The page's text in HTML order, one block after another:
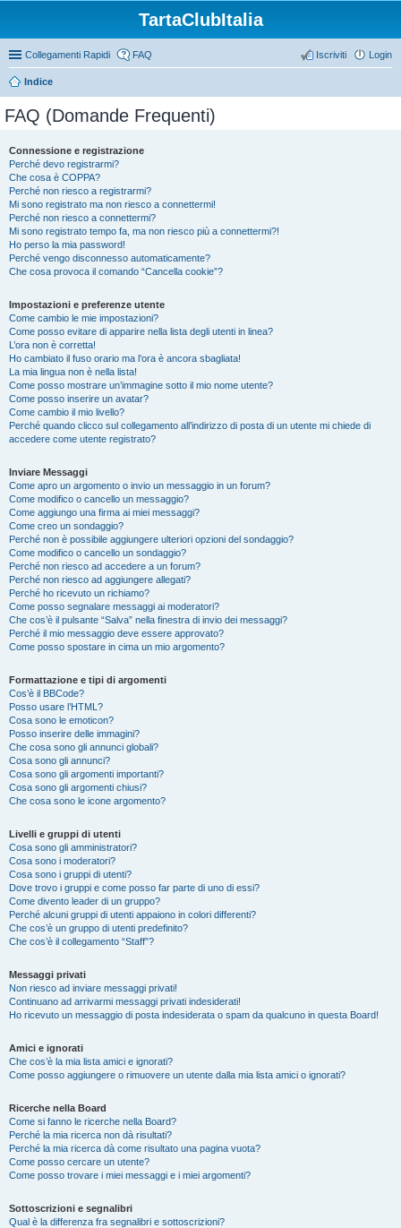
TartaClubItalia
Collegamenti Rapidi FAQ Login
Iscriviti
Indice
FAQ (Domande Frequenti)
Connessione e registrazione
Perché devo registrarmi?
Che cosa è COPPA?
Perché non riesco a registrarmi?
Mi sono registrato ma non riesco a connettermi!
Perché non riesco a connettermi?
Mi sono registrato tempo fa, ma non riesco più a connettermi?!
Ho perso la mia password!
Perché vengo disconnesso automaticamente?
Che cosa provoca il comando “Cancella cookie”?
Impostazioni e preferenze utente
Come cambio le mie impostazioni?
Come posso evitare di apparire nella lista degli utenti in linea?
L’ora non è corretta!
Ho cambiato il fuso orario ma l’ora è ancora sbagliata!
La mia lingua non è nella lista!
Come posso mostrare un’immagine sotto il mio nome utente?
Come posso inserire un avatar?
Come cambio il mio livello?
Perché quando clicco sul collegamento all’indirizzo di posta di un utente mi chiede di
accedere come utente registrato?
Inviare Messaggi
Come apro un argomento o invio un messaggio in un forum?
Come modifico o cancello un messaggio?
Come aggiungo una firma ai miei messaggi?
Come creo un sondaggio?
Perché non è possibile aggiungere ulteriori opzioni del sondaggio?
Come modifico o cancello un sondaggio?
Perché non riesco ad accedere a un forum?
Perché non riesco ad aggiungere allegati?
Perché ho ricevuto un richiamo?
Come posso segnalare messaggi ai moderatori?
Che cos’è il pulsante “Salva” nella finestra di invio dei messaggi?
Perché il mio messaggio deve essere approvato?
Come posso spostare in cima un mio argomento?
Formattazione e tipi di argomenti
Cos’è il BBCode?
Posso usare l’HTML?
Cosa sono le emoticon?
Posso inserire delle immagini?
Che cosa sono gli annunci globali?
Cosa sono gli annunci?
Cosa sono gli argomenti importanti?
Cosa sono gli argomenti chiusi?
Che cosa sono le icone argomento?
Livelli e gruppi di utenti
Cosa sono gli amministratori?
Cosa sono i moderatori?
Cosa sono i gruppi di utenti?
Dove trovo i gruppi e come posso far parte di uno di essi?
Come divento leader di un gruppo?
Perché alcuni gruppi di utenti appaiono in colori differenti?
Che cos’è un gruppo di utenti predefinito?
Che cos’è il collegamento “Staff”?
Messaggi privati
Non riesco ad inviare messaggi privati!
Continuano ad arrivarmi messaggi privati indesiderati!
Ho ricevuto un messaggio di posta indesiderata o spam da qualcuno in questa Board!
Amici e ignorati
Che cos’è la mia lista amici e ignorati?
Come posso aggiungere o rimuovere un utente dalla mia lista amici o ignorati?
Ricerche nella Board
Come si fanno le ricerche nella Board?
Perché la mia ricerca non dà risultati?
Perché la mia ricerca dà come risultato una pagina vuota?
Come posso cercare un utente?
Come posso trovare i miei messaggi e i miei argomenti?
Sottoscrizioni e segnalibri
Qual è la differenza fra segnalibri e sottoscrizioni?